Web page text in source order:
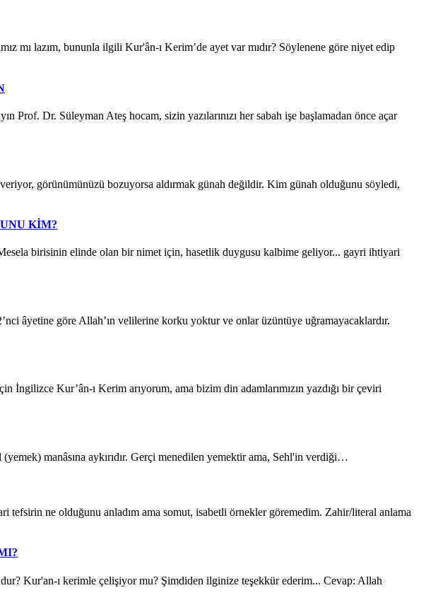
lazım, bununla ilgili Kur'ân-ı Kerim’de ayet var mıdır? Söylenene göre niyet edip
Süleyman Ateş hocam, sizin yazılarınızı her sabah işe başlamadan önce açar
görünümünüzü bozuyorsa aldırmak günah değildir. Kim günah olduğunu söyledi,
KİM?
birisinin elinde olan bir nimet için, hasetlik duygusu kalbime geliyor... gayri ihtiyari
âyetine göre Allah’ın velilerine korku yoktur ve onlar üzüntüye uğramayacaklardır.
Kur’ân-ı Kerim arıyorum, ama bizim din adamlarımızın yazdığı bir çeviri
manâsına aykırıdır. Gerçi menedilen yemektir ama, Sehl'in verdiği…
ne olduğunu anladım ama somut, isabetli örnekler göremedim. Zahir/literal anlama
Kur'an-ı kerimle çelişiyor mu? Şimdiden ilginize teşekkür ederim... Cevap: Allah